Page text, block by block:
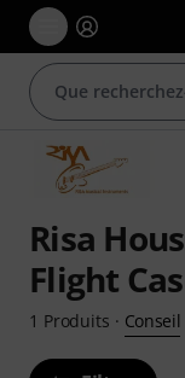
Risa
Flight
1 Produits · Conseil